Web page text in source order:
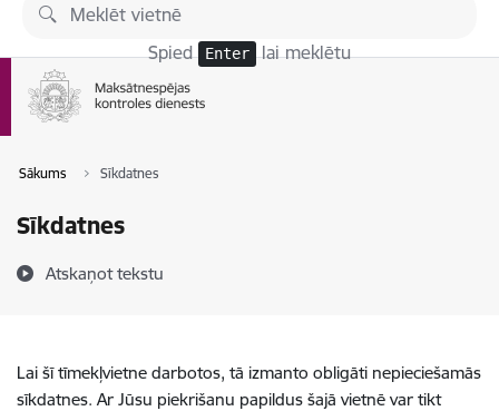
Pāriet uz lapas saturu
Spied Enter lai meklētu
Sākums Sīkdatnes
Sīkdatnes
Atskaņot tekstu
Lai šī tīmekļvietne darbotos, tā izmanto obligāti nepieciešamās
sīkdatnes. Ar Jūsu piekrišanu papildus šajā vietnē var tikt